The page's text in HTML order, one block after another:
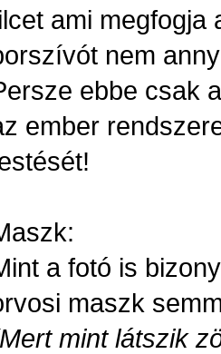
ami megfogja
nem
ebbe csak
ember
a fotó is
maszk
mint látszik